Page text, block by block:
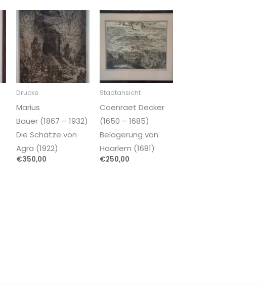
Drucke
Marius
Bauer (1867 – 1932)
Die Schätze von
Agra (1922)
€350,00
Stadtansicht
Coenraet Decker
(1650 – 1685)
Belagerung von
Haarlem (1681)
€250,00